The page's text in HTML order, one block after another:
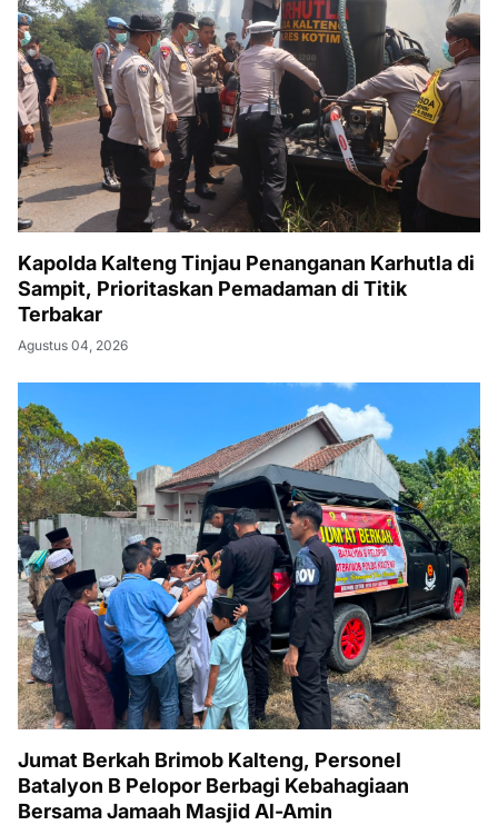
Kapolda Kalteng Tinjau Penanganan Karhutla di
Sampit, Prioritaskan Pemadaman di Titik
Terbakar
Agustus 04, 2026
Jumat Berkah Brimob Kalteng, Personel
Batalyon B Pelopor Berbagi Kebahagiaan
Bersama Jamaah Masjid Al-Amin